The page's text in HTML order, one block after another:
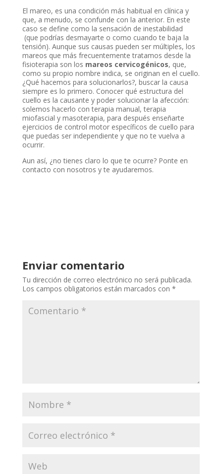
El mareo, es una condición más habitual en clínica y
que, a menudo, se confunde con la anterior. En este
caso se define como la sensación de inestabilidad
(que podrías desmayarte o como cuando te baja la
tensión). Aunque sus causas pueden ser múltiples, los
mareos que más frecuentemente tratamos desde la
fisioterapia son los mareos cervicogénicos, que,
como su propio nombre indica, se originan en el cuello.
¿Qué hacemos para solucionarlos?, buscar la causa
siempre es lo primero. Conocer qué estructura del
cuello es la causante y poder solucionar la afección:
solemos hacerlo con terapia manual, terapia
miofascial y masoterapia, para después enseñarte
ejercicios de control motor específicos de cuello para
que puedas ser independiente y que no te vuelva a
ocurrir.
Aun así, ¿no tienes claro lo que te ocurre? Ponte en
contacto con nosotros y te ayudaremos.
Enviar comentario
Tu dirección de correo electrónico no será publicada.
Los campos obligatorios están marcados con *